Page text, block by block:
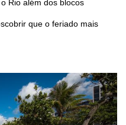
Rio além dos blocos
que o feriado mais